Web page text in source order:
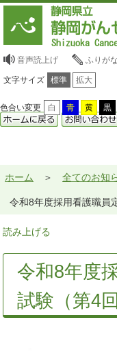
音声読上げ ふりが
文字サイズ 標準 拡大
色合い変更 白 青 黄 黒
ホーム 全てのお知
令和8年度採用看護職員
読み上げる
令和8年度
試験（第4